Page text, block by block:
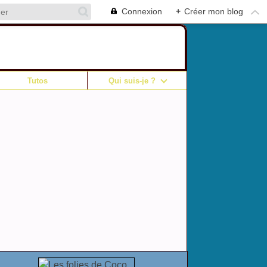
Connexion + Créer mon blog
Tutos Qui suis-je ?